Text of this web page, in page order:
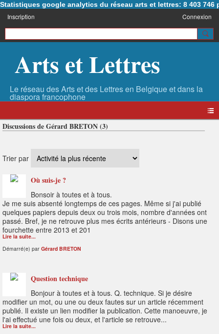
Statistiques google analytics du réseau arts et lettres: 8 403 746
Inscription Connexion
Arts et Lettres
Discussions de Gérard BRETON (3)
Trier par
Où suis-je ?
Bonsoir à toutes et à tous.
Je me suis absenté longtemps de ces pages. Même si j'ai publié
quelques papiers depuis deux ou trois mois, nombre d'années ont
passé. Bref, je ne retrouve plus mes écrits antérieurs - Disons une
fourchette entre 2013 et 201
Lire la suite...
Démarré(e) par Gérard BRETON
Question technique
Bonjour à toutes et à tous. Q. technique. Si je désire
modifier un mot, ou une ou deux fautes sur un article récemment
publié. Il existe un lien modifier la publication. Cette manoeuvre, je
l'ai effectué une fois ou deux, et l'article se retrouve...
Lire la suite...